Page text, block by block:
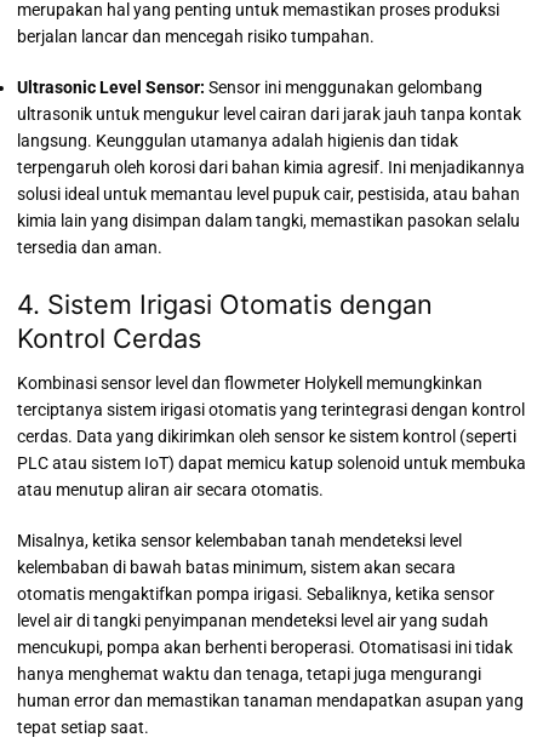
merupakan hal yang penting untuk memastikan proses produksi
berjalan lancar dan mencegah risiko tumpahan.
Ultrasonic Level Sensor: Sensor ini menggunakan gelombang
ultrasonik untuk mengukur level cairan dari jarak jauh tanpa kontak
langsung. Keunggulan utamanya adalah higienis dan tidak
terpengaruh oleh korosi dari bahan kimia agresif. Ini menjadikannya
solusi ideal untuk memantau level pupuk cair, pestisida, atau bahan
kimia lain yang disimpan dalam tangki, memastikan pasokan selalu
tersedia dan aman.
4. Sistem Irigasi Otomatis dengan
Kontrol Cerdas
Kombinasi sensor level dan flowmeter Holykell memungkinkan
terciptanya sistem irigasi otomatis yang terintegrasi dengan kontrol
cerdas. Data yang dikirimkan oleh sensor ke sistem kontrol (seperti
PLC atau sistem IoT) dapat memicu katup solenoid untuk membuka
atau menutup aliran air secara otomatis.
Misalnya, ketika sensor kelembaban tanah mendeteksi level
kelembaban di bawah batas minimum, sistem akan secara
otomatis mengaktifkan pompa irigasi. Sebaliknya, ketika sensor
level air di tangki penyimpanan mendeteksi level air yang sudah
mencukupi, pompa akan berhenti beroperasi. Otomatisasi ini tidak
hanya menghemat waktu dan tenaga, tetapi juga mengurangi
human error dan memastikan tanaman mendapatkan asupan yang
tepat setiap saat.